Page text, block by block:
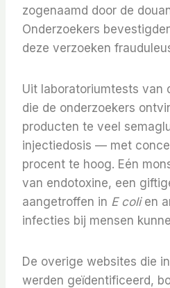
zogenaamd door de
Onderzoekers
deze verzoeken
Uit laboratoriumtests van
die de onderzoekers
producten te veel
injectiedosis — met
procent te hoog. Eén
van endotoxine, een
aangetroffen in E colien
infecties bij mensen
De overige websites die
werden geïdentificeerd,